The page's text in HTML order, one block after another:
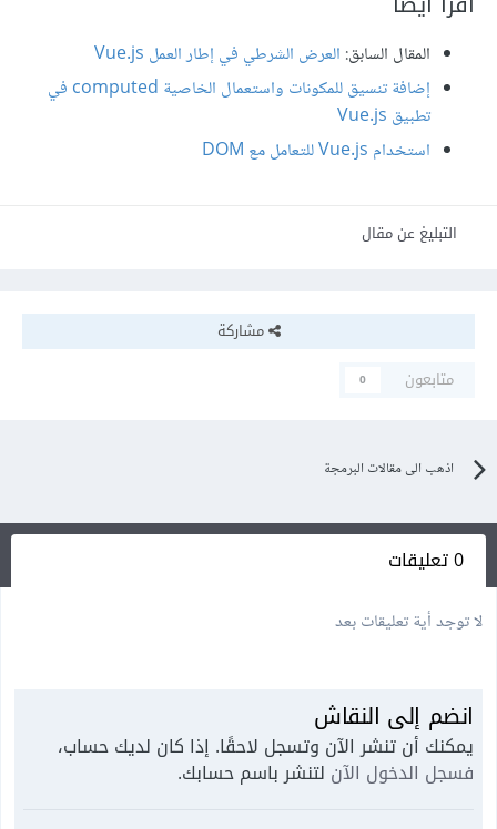
المقال السابق: العرض الشرطي في إطار العمل Vue.js
إضافة تنسيق للمكونات واستعمال الخاصية computed في
تطبيق Vue.js
استخدام Vue.js للتعامل مع DOM
التبليغ عن مقال
مشاركة
متابعون
0
اذهب الى مقالات البرمجة
0 تعليقات
لا توجد أية تعليقات بعد
انضم إلى النقاش
يمكنك أن تنشر الآن وتسجل لاحقًا. إذا كان لديك حساب،
فسجل الدخول الآن لتنشر باسم حسابك.